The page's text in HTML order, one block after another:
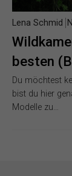
besten
Lena Schmid
Du möchtest
bist du hier
Modelle zu…